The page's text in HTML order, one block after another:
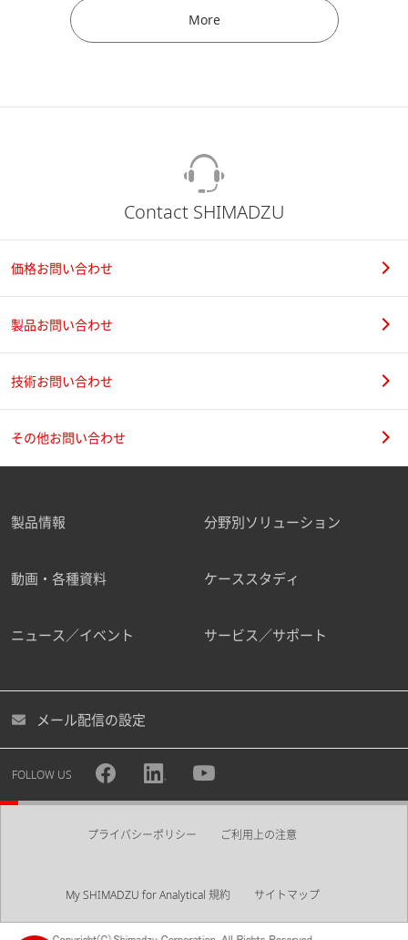
More
Contact SHIMADZU
価格お問い合わせ
製品お問い合わせ
技術お問い合わせ
その他お問い合わせ
製品情報 分野別ソリューション
動画・各種資料 ケーススタディ
ニュース／イベント サービス／サポート
メール配信の設定
FOLLOW US
プライバシーポリシー ご利用上の注意
My SHIMADZU for Analytical 規約 サイトマップ